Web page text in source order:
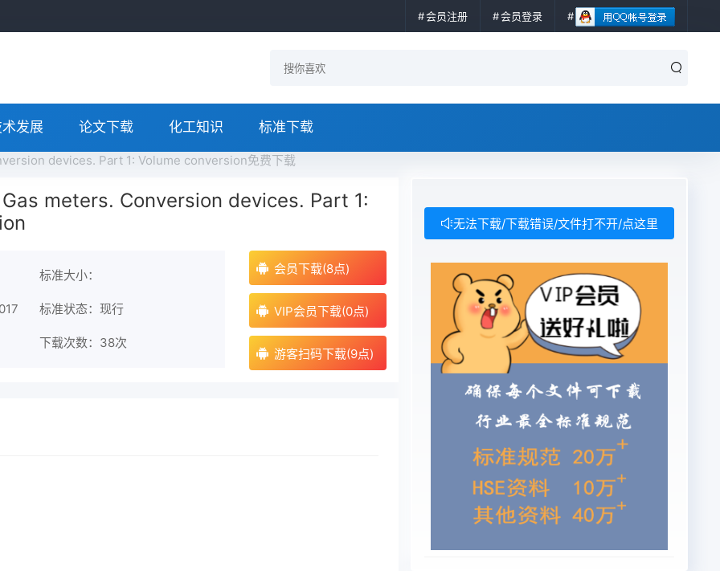
会员注册 会员登录
发展 论文下载 化工知识 标准下载
devices. Part 1: Volume conversion免费下载
meters. Conversion devices. Part 1:
标准大小：
标准状态：现行
下载次数： 38次
会员下载(8点)
VIP会员下载(0点)
游客扫码下载(9点)
无法下载/下载错误/文件打不开/点这里